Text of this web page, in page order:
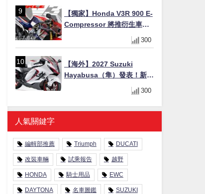
【獨家】Honda V3R 900 E-
Compressor 將推衍生車
系？自然進氣 V3 同步測試
中，CG 預想曝光！
300
【海外】2027 Suzuki
Hayabusa（隼）發表！新增
Special Edition 特仕版，全
新珍珠白塗裝與專屬配備登
場
300
人氣關鍵字
編輯部推薦 Triumph DUCATI
改裝車輛 試乘報告 越野
HONDA 騎士用品 EWC
DAYTONA 名車圖鑑 SUZUKI